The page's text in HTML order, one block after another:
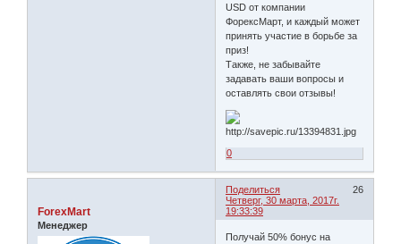
USD от компании
ФорексМарт, и каждый может
принять участие в борьбе за
приз!
Также, не забывайте
задавать ваши вопросы и
оставлять свои отзывы!
0
Поделиться
26
Четверг, 30 марта, 2017г.
19:33:39
ForexMart
Менеджер
Получай 50% бонус на